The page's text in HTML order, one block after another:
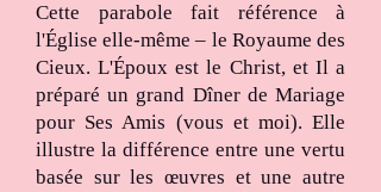
Cette parabole fait référence à
l'Église elle-même – le Royaume des
Cieux. L'Époux est le Christ, et Il a
préparé un grand Dîner de Mariage
pour Ses Amis (vous et moi). Elle
illustre la différence entre une vertu
basée sur les œuvres et une autre